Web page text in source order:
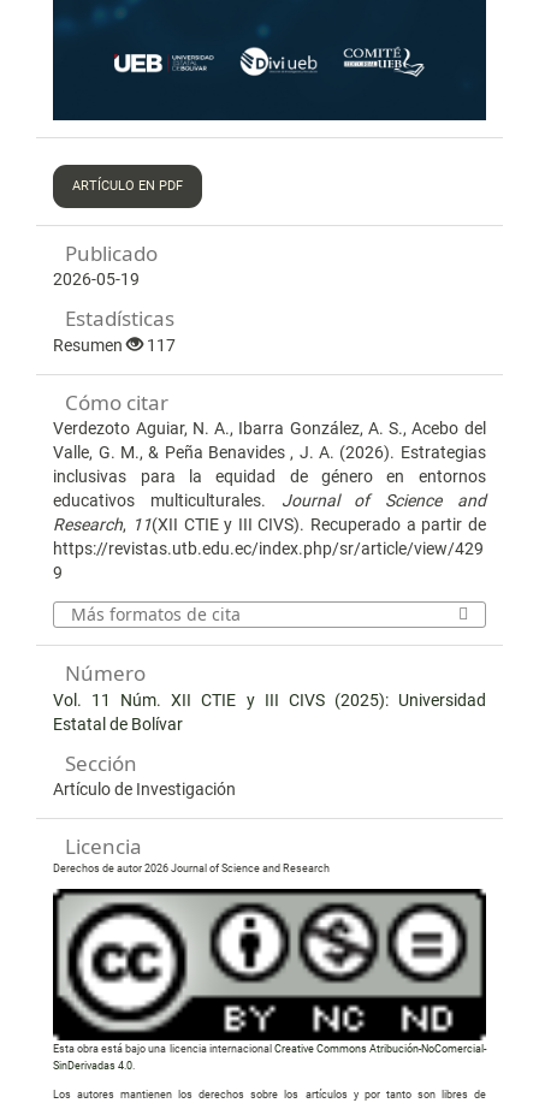
ARTÍCULO EN PDF
Publicado
2026-05-19
Estadísticas
Resumen 117
Cómo citar
Verdezoto Aguiar, N. A., Ibarra González, A. S., Acebo del
Valle, G. M., & Peña Benavides , J. A. (2026). Estrategias
inclusivas para la equidad de género en entornos
educativos multiculturales. Journal of Science and
Research, 11(XII CTIE y III CIVS). Recuperado a partir de
https://revistas.utb.edu.ec/index.php/sr/article/view/429
9
Más formatos de cita
Número
Vol. 11 Núm. XII CTIE y III CIVS (2025): Universidad
Estatal de Bolívar
Sección
Artículo de Investigación
Licencia
Derechos de autor 2026 Journal of Science and Research
Esta obra está bajo una licencia internacionalCreative Commons Atribución-NoComercial-
SinDerivadas 4.0.
Los autores mantienen los derechos sobre los artículos y por tanto son libres de